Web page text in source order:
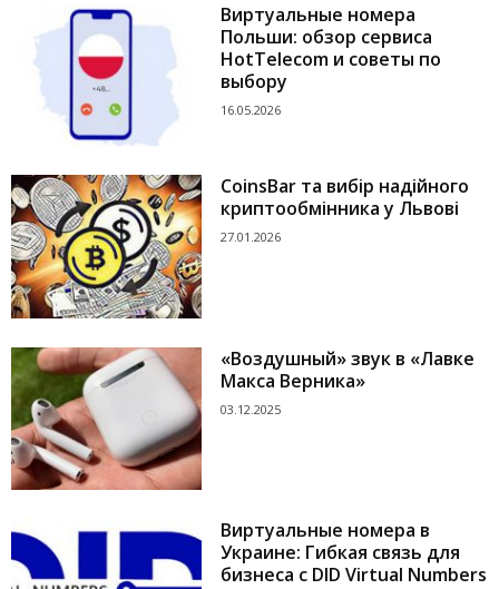
Виртуальные номера
Польши: обзор сервиса
HotTelecom и советы по
выбору
16.05.2026
CoinsBar та вибір надійного
криптообмінника у Львові
27.01.2026
«Воздушный» звук в «Лавке
Макса Верника»
03.12.2025
Виртуальные номера в
Украине: Гибкая связь для
бизнеса с DID Virtual Numbers